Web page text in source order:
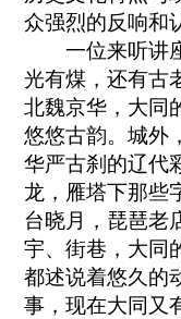
众强烈的反响和
一位来听讲座
光有煤，还有古
北魏京华，大同
悠悠古韵。城外
华严古刹的辽代
龙，雁塔下那些
台晓月，琵琶老
宇、街巷，大同
都述说着悠久的
事，现在大同又